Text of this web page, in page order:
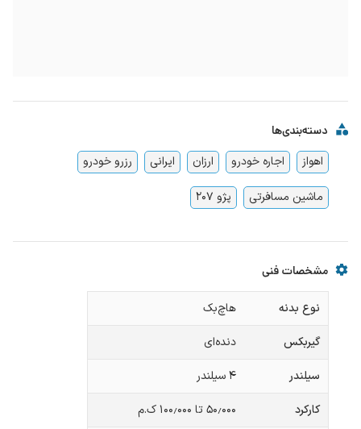
دسته‌بندی‌ها
اهواز اجاره خودرو ارزان ایرانی رزرو خودرو
ماشین مسافرتی پژو 207
مشخصات فنی
نوع بدنه
هاچ‌بک
گیربکس
دنده‌ای
سیلندر
۴ سیلندر
کارکرد
۵۰٫۰۰۰ تا ۱۰۰٫۰۰۰ ک.م